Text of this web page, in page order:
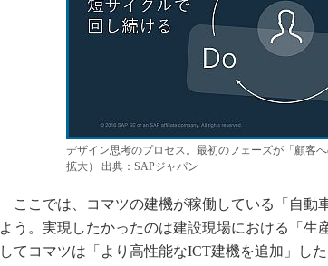
デザイン思考のプロセス。最初のフェーズが「顧客
拡大） 出典：SAPジャパン
ここでは、コマツの建機が稼働している「自動
よう。実現したかったのは建設現場における「生
してコマツは「より高性能なICT建機を追加」し